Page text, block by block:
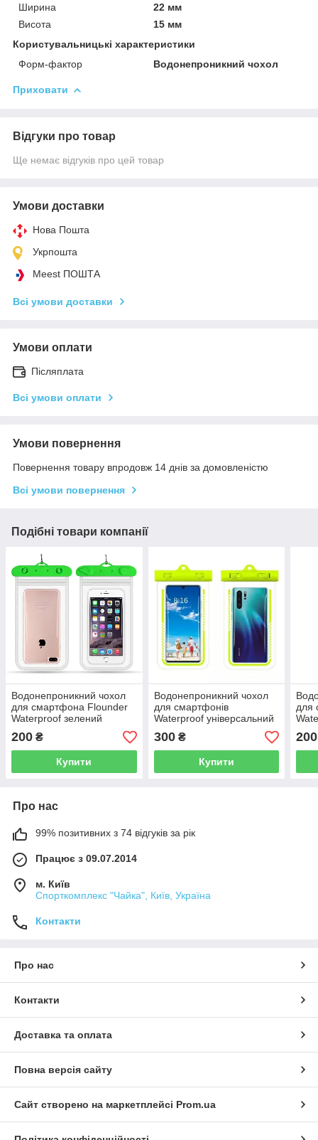
Ширина
22 мм
Висота
15 мм
Користувальницькі характеристики
Форм-фактор
Водонепроникний чохол
Приховати
Відгуки про товар
Ще немає відгуків про цей товар
Умови доставки
Нова Пошта
Укрпошта
Meest ПОШТА
Всі умови доставки
Умови оплати
Післяплата
Всі умови оплати
Умови повернення
Повернення товару впродовж 14 днів за домовленістю
Всі умови повернення
Подібні товари компанії
Водонепроникний чохол
для смартфона Flounder
Waterproof зелений
200 ₴
Купити
Водонепроникний чохол
для смартфонів
Waterproof універсальний
300₴
Купити
для
200
Про нас
99% позитивних з 74 відгуків за рік
Працює з 09.07.2014
м. Київ
Спорткомплекс "Чайка", Київ, Україна
Контакти
Про нас
Контакти
Доставка та оплата
Повна версія сайту
Сайт створено на маркетплейсі Prom.ua